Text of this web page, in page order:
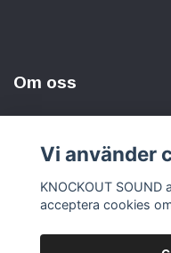
Om oss
Sociala medier
Vi använder
KNOCKOUT
acceptera cookies